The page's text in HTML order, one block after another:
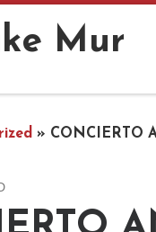
Mur
» CONCIERTO